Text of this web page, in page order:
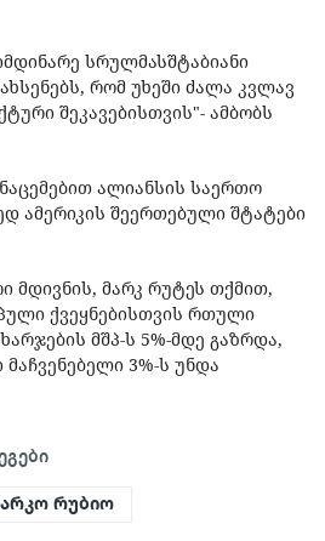
სრულმასშტაბიანი
რომ უხეში ძალა კვლავ
შეკავებისთვის"- ამბობს
ალიანსის საერთო
ამერიკის შეერთებული შტატები
მდივნის, მარკ რუტეს თქმით,
ქვეყნებისთვის რთული
მშპ-ს 5%-მდე გაზრდა,
3%-ს უნდა
რუბიო